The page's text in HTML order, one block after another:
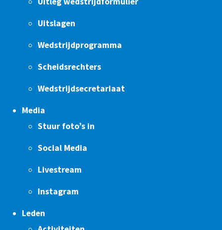
Uitslagen
Wedstrijdprogramma
Scheidsrechters
Wedstrijdsecretariaat
Media
Stuur foto’s in
Social Media
Livestream
Instagram
Leden